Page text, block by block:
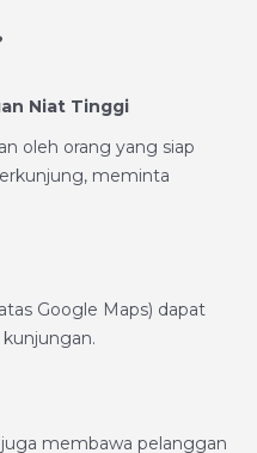
Niat Tinggi
oleh orang yang siap
meminta
Google Maps) dapat
membawa pelanggan